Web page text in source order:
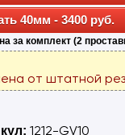
40мм - 3400 руб.
за комплект (2
от штатной
1212-GV10